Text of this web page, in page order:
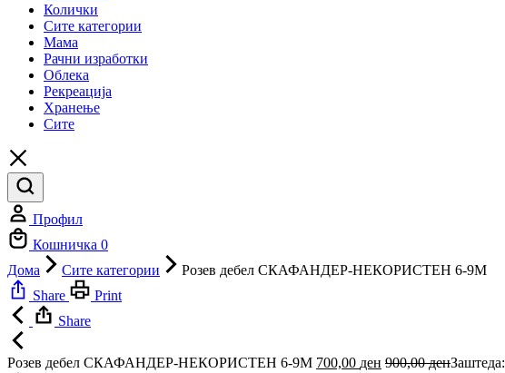
Колички
Сите категории
Мама
Рачни изработки
Облека
Рекреација
Хранење
Сите
Профил
Кошничка 0
Дома
Сите категории
Розев дебел СКАФАНДЕР-НЕКОРИСТЕН 6-9M
Share
Print
Share
Розев дебел СКАФАНДЕР-НЕКОРИСТЕН 6-9M 700,00 ден 900,00денЗаштеда: